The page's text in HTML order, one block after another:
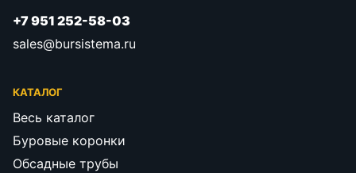
+7 951 252-58-03
sales@bursistema.ru
КАТАЛОГ
Весь каталог
Буровые коронки
Обсадные трубы